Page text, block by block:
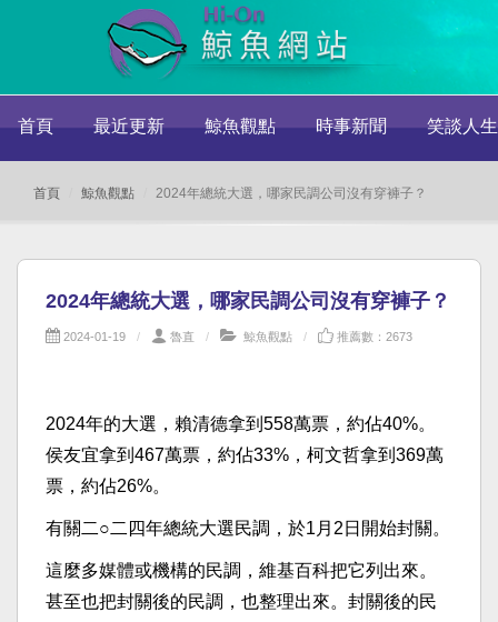
首頁 最近更新 鯨魚觀點 時事新聞 笑談人生
首頁 鯨魚觀點 2024年總統大選，哪家民調公司沒有穿褲子？
2024年總統大選，哪家民調公司沒有穿褲子？
2024-01-19 魯直 鯨魚觀點 推薦數：2673
2024年的大選，賴清德拿到558萬票，約佔40%。
侯友宜拿到467萬票，約佔33%，柯文哲拿到369萬
票，約佔26%。
有關二○二四年總統大選民調，於1月2日開始封關。
這麼多媒體或機構的民調，維基百科把它列出來。
甚至也把封關後的民調，也整理出來。封關後的民